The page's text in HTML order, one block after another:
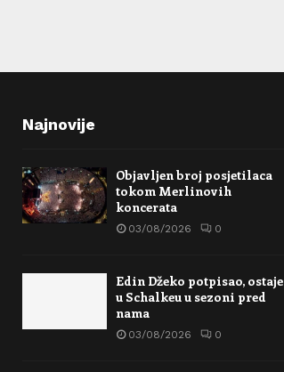
Najnovije
Objavljen broj posjetilaca
tokom Merlinovih
koncerata
03/08/2026 0
Edin Džeko potpisao, ostaje
u Schalkeu u sezoni pred
nama
03/08/2026 0